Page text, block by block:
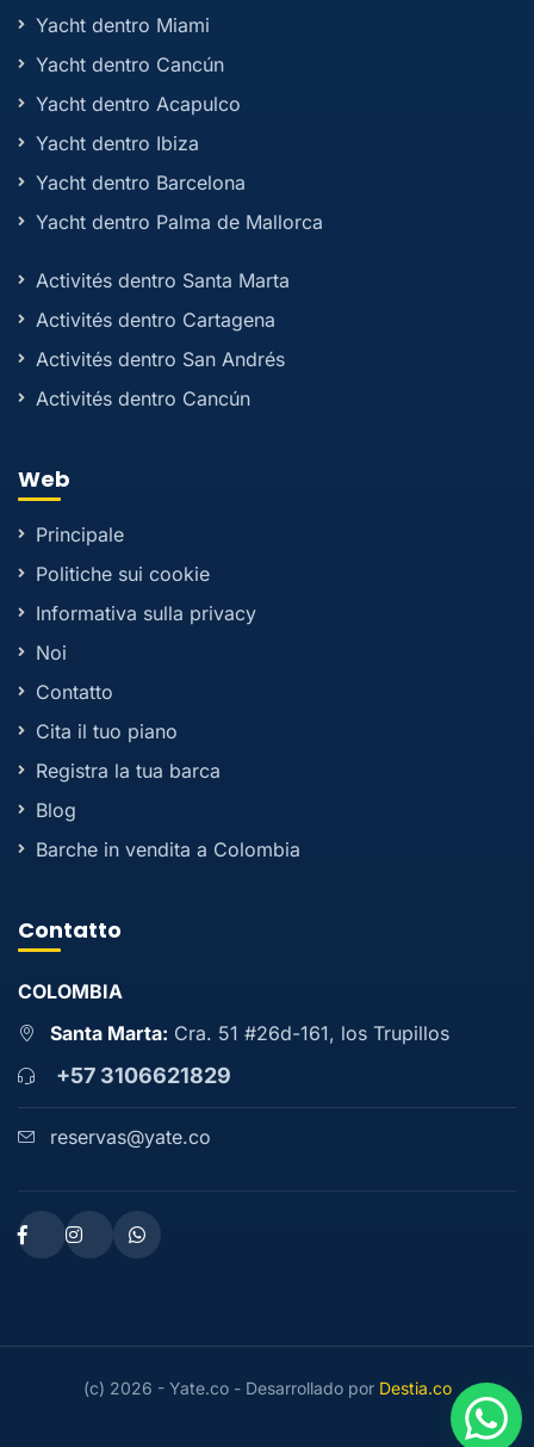
Yacht dentro Miami
Yacht dentro Cancún
Yacht dentro Acapulco
Yacht dentro Ibiza
Yacht dentro Barcelona
Yacht dentro Palma de Mallorca
Activités dentro Santa Marta
Activités dentro Cartagena
Activités dentro San Andrés
Activités dentro Cancún
Web
Principale
Politiche sui cookie
Informativa sulla privacy
Noi
Contatto
Cita il tuo piano
Registra la tua barca
Blog
Barche in vendita a Colombia
Contatto
COLOMBIA
Santa Marta: Cra. 51 #26d-161, los Trupillos
+57 3106621829
reservas@yate.co
(c) 2026 - Yate.co - Desarrollado por Destia.co